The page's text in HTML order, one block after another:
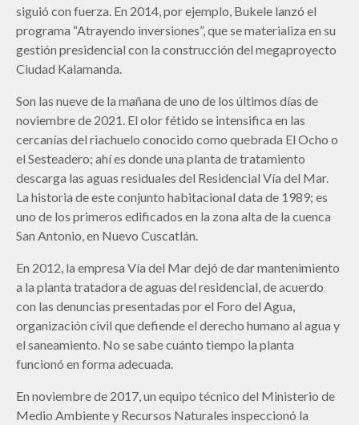
siguió con fuerza. En 2014, por ejemplo, Bukele lanzó el
programa “Atrayendo inversiones”, que se materializa en su
gestión presidencial con la construcción del megaproyecto
Ciudad Kalamanda.
Son las nueve de la mañana de uno de los últimos días de
noviembre de 2021. El olor fétido se intensifica en las
cercanías del riachuelo conocido como quebrada El Ocho o
el Sesteadero; ahí es donde una planta de tratamiento
descarga las aguas residuales del Residencial Vía del Mar.
La historia de este conjunto habitacional data de 1989; es
uno de los primeros edificados en la zona alta de la cuenca
San Antonio, en Nuevo Cuscatlán.
En 2012, la empresa Vía del Mar dejó de dar mantenimiento
a la planta tratadora de aguas del residencial, de acuerdo
con las denuncias presentadas por el Foro del Agua,
organización civil que defiende el derecho humano al agua y
el saneamiento. No se sabe cuánto tiempo la planta
funcionó en forma adecuada.
En noviembre de 2017, un equipo técnico del Ministerio de
Medio Ambiente y Recursos Naturales inspeccionó la